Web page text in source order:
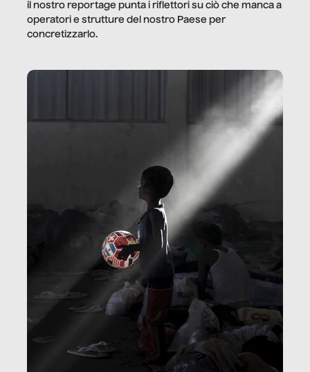
il nostro reportage punta i riflettori su ciò che manca a
operatori e strutture del nostro Paese per
concretizzarlo.